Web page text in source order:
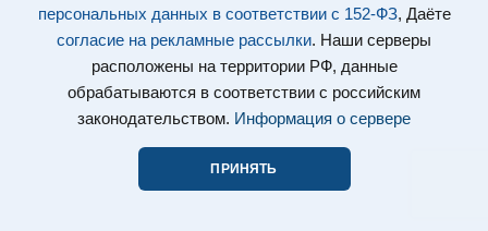
персональных данных в соответствии с 152-ФЗ, Даёте
согласие на рекламные рассылки. Наши серверы
расположены на территории РФ, данные
обрабатываются в соответствии с российским
законодательством. Информация о сервере
ПРИНЯТЬ